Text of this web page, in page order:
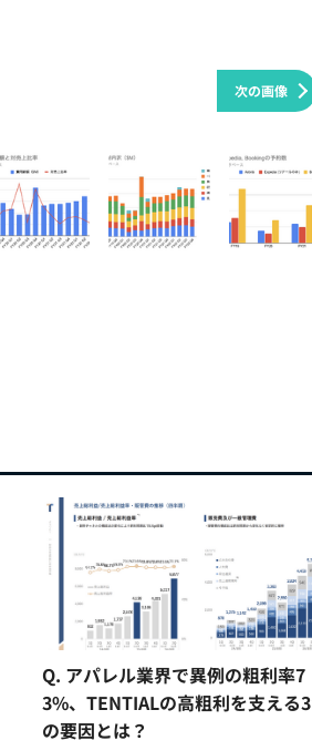
次の画像
Q. アパレル業界で異例の粗利率7
3%、TENTIALの高粗利を支える
の要因とは？